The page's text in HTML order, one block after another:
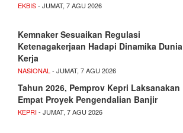
EKBIS- JUMAT, 7 AGU 2026
Kemnaker Sesuaikan Regulasi
Ketenagakerjaan Hadapi Dinamika Dunia
Kerja
NASIONAL- JUMAT, 7 AGU 2026
Tahun 2026, Pemprov Kepri Laksanakan
Empat Proyek Pengendalian Banjir
KEPRI- JUMAT, 7 AGU 2026